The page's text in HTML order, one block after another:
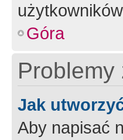
Góra
Problemy
Jak
Aby napisać